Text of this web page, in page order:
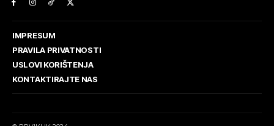
IMPRESUM
PRAVILA PRIVATNOSTI
USLOVI KORIŠTENJA
KONTAKTIRAJTE NAS